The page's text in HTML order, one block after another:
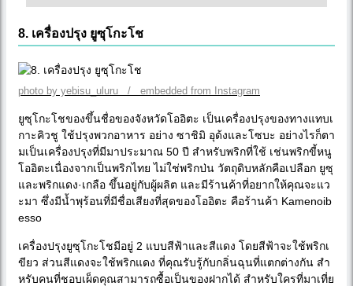
8. เครื่องปรุง ยูซุโกะโช
photo by yebisu_uluru / embedded from Instagram
ยูซุโกะโชของขึ้นชื่อของจังหวัดโออิตะ เป็นเครื่องปรุงของทางแทบเ
กาะคิวชู ใช้ปรุงพวกอาหาร อย่าง ซาชิมิ อุด้งและโซบะ อย่างไรก็ตา
มเป็นเครื่องปรุงที่มีมาประมาณ 50 ปี สำหรับพริกที่ใช้ เช่นพริกขี้หนู
โออิตะเนื่องจากเป็นพริกไทย ไม่ใช่พริกป่น วัตถุดิบหลักคือเปลือก ยูซุ
และพริกแดง·เกลือ ขึ้นอยู่กับผู้ผลิต และมีร้านค้าที่อยากให้คุณจะแว
ะมา ซึ่งมีน้ำพุร้อนที่มีชื่อเสียงที่สุดของโออิตะ คือร้านค้า Kamenoib
esso
เครื่องปรุงยูซุโกะโชมีอยู่ 2 แบบสีฟ้าและสีแดง โดยสีฟ้าจะใช้พริกเ
ขียว ส่วนสีแดงจะใช้พริกแดง ที่คุณรับรู้กับกลิ่นฉุนที่แตกต่างกัน สำ
หรับคนที่ชอบเผ็ดคุณสามารถซื้อเป็นของฝากได้ สำหรับใครที่มาเที่ย